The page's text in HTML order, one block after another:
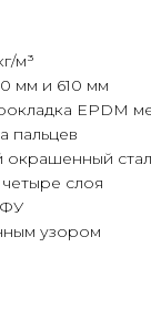
м³
мм и 610 мм
EPDM
пальцев
слоя
узором